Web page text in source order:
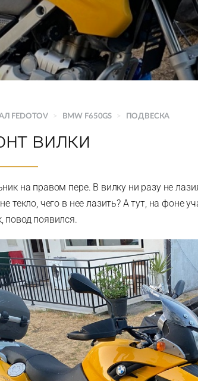
FEDOTOV > BMW F650GS > ПОДВЕСКА
вилки
на правом пере. В вилку ни разу не
текло, чего в нее лазить? А тут, на фоне
повод появился.